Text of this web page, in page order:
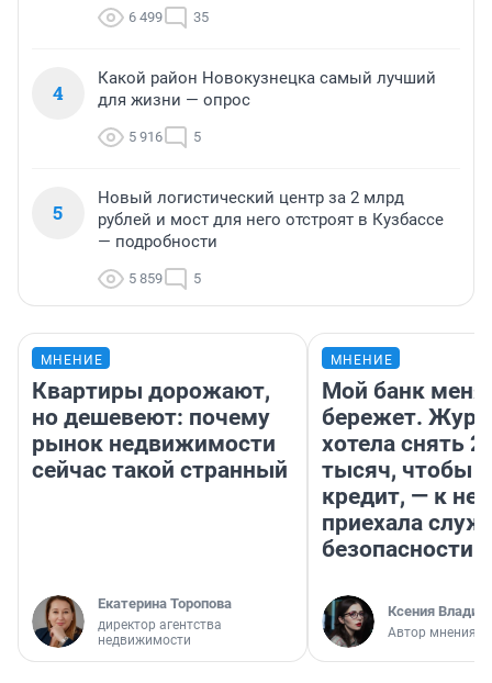
6 499 35
4
Какой район Новокузнецка самый лучший
для жизни — опрос
5 916 5
5
Новый логистический центр за 2 млрд
рублей и мост для него отстроят в Кузбассе
— подробности
5 859 5
МНЕНИЕ
Квартиры дорожают,
но дешевеют: почему
рынок недвижимости
сейчас такой странный
Екатерина Торопова
директор агентства
недвижимости
МНЕНИЕ
Мой банк меня
бережет.
хотела снять
тысяч, чтобы
кредит, — к
приехала
безопасности
Ксения
Автор мнения